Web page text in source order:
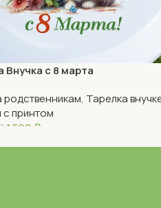
Внучка с 8 марта
родственникам, Тарелка
с принтом
₽ 1 590 ₽